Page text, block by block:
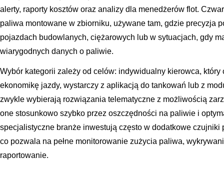
alerty, raporty kosztów oraz analizy dla menedżerów flot.
paliwa montowane w zbiorniku, używane tam, gdzie precyzja
pojazdach budowlanych, ciężarowych lub w sytuacjach, gdy
wiarygodnych danych o paliwie.
Wybór kategorii zależy od celów: indywidualny kierowca,
ekonomikę jazdy, wystarczy z aplikacją do tankowań lub z
zwykle wybierają rozwiązania telematyczne z możliwością
one stosunkowo szybko przez oszczędności na paliwie i
specjalistyczne branże inwestują często w dodatkowe czujniki
co pozwala na pełne monitorowanie zużycia paliwa,
raportowanie.